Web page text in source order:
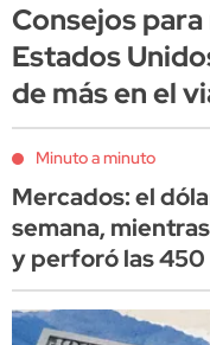
Consejos
Estados
de más en el
Minuto a minuto
Mercados: el
semana,
y perforó las